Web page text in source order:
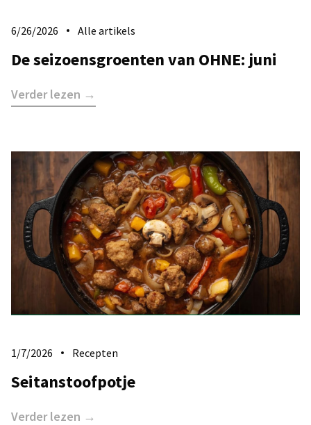
6/26/2026 Alle artikels
De seizoensgroenten van OHNE: juni
Verder lezen →
1/7/2026 Recepten
Seitanstoofpotje
Verder lezen →